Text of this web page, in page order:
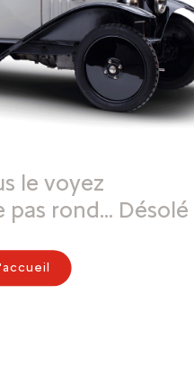
le voyez
rond… Désolé